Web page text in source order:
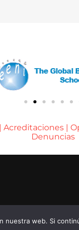
| Acreditaciones |
Denuncias
nuestra web. Si